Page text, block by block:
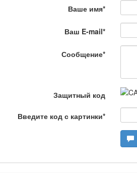
Сделано в Актобе /
Что скажет доктор?
Станем чемпионами
Я открываю мир /
Ваше имя*
Ваш E-mail*
Сообщение*
Защитный код
Введите код с картинки*